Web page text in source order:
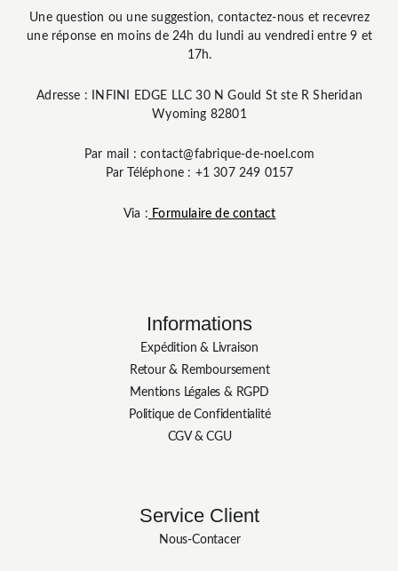
Une question ou une suggestion, contactez-nous et recevrez
une réponse en moins de 24h du lundi au vendredi entre 9 et
17h.
Adresse : INFINI EDGE LLC 30 N Gould St ste R Sheridan
Wyoming 82801
Par mail : contact@fabrique-de-noel.com
Par Téléphone : +1 307 249 0157
Via : Formulaire de contact
Informations
Expédition & Livraison
Retour & Remboursement
Mentions Légales & RGPD
Politique de Confidentialité
CGV & CGU
Service Client
Nous-Contacer